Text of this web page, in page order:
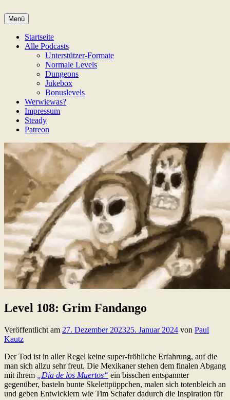
Inhalt
springen
Game Not Over
Menü
Startseite
Alle Podcasts
Unterstützer-Formate
Normale Levels
Dungeons
Jukebox
Bonuslevels
Werwiewas?
Impressum
Steady
Patreon
Level 108: Grim Fandango
Veröffentlicht am 27. Dezember 202325. Januar 2024 von Paul
Kautz
Der Tod ist in aller Regel keine super-fröhliche Erfahrung, auf die
man sich allzu sehr freut. Die Mexikaner stehen dem finalen Abgang
mit ihrem
„Día de los Muertos“ ein bisschen entspannter
gegenüber, basteln bunte Skelettpüppchen, malen sich totenbleich an
und geben Entwicklern wie Tim Schafer dadurch die Inspiration für